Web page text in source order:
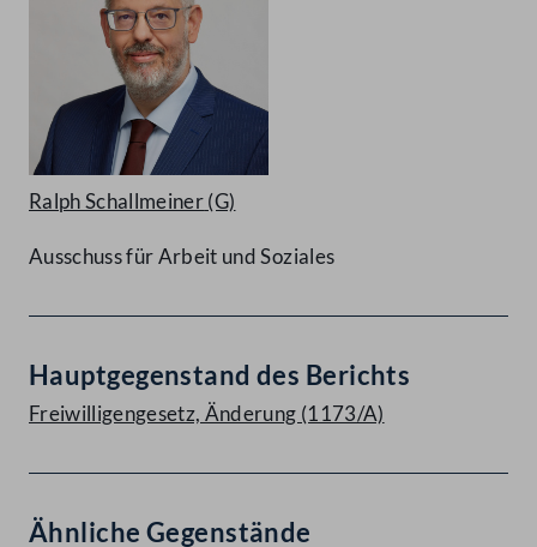
Ralph Schallmeiner(G)
Ausschuss für Arbeit und Soziales
Hauptgegenstand des Berichts
Freiwilligengesetz, Änderung (1173/A)
Ähnliche Gegenstände